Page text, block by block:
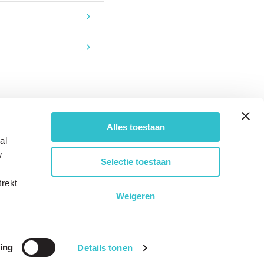
Details tonen
Alles toestaan
Selectie toestaan
Weigeren